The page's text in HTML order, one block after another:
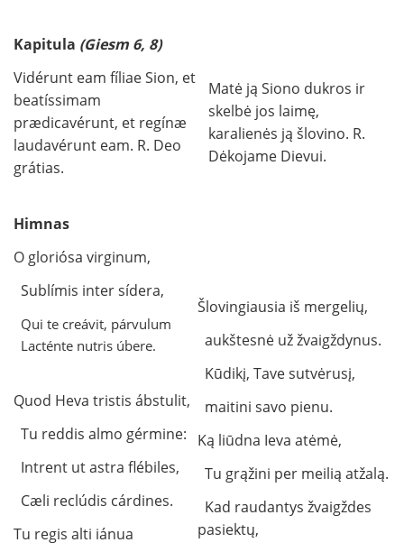
Kapitula (Giesm 6, 8)
Vidérunt eam fíliae Sion, et
beatíssimam
prædicavérunt, et regínæ
laudavérunt eam. R. Deo
grátias.
Matė ją Siono dukros ir
skelbė jos laimę,
karalienės ją šlovino. R.
Dėkojame Dievui.
Himnas
O gloriósa virginum,
Sublímis inter sídera,
Qui te creávit, párvulum
Lacténte nutris úbere.
Quod Heva tristis ábstulit,
Tu reddis almo gérmine:
Intrent ut astra flébiles,
Cæli reclúdis cárdines.
Tu regis alti iánua
Šlovingiausia iš mergelių,
aukštesnė už žvaigždynus.
Kūdikį, Tave sutvėrusį,
maitini savo pienu.
Ką liūdna Ieva atėmė,
Tu grąžini per meilią atžalą.
Kad raudantys žvaigždes
pasiektų,